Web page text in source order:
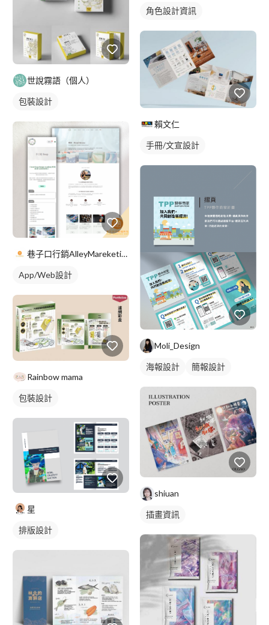
世說霧語（個人）
包裝設計
巷子口行銷AlleyMareketingShop
App/Web設計
Rainbow mama
包裝設計
星
排版設計
角色設計資訊
賴文仁
手冊/文宣設計
Moli_Design
海報設計 簡報設計
shiuan
插畫資訊